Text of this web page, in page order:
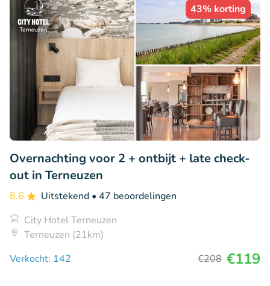
43% korting
Overnachting voor 2 + ontbijt + late check-
out in Terneuzen
8.6 Uitstekend • 47 beoordelingen
City Hotel Terneuzen
Terneuzen (21km)
Verkocht: 142
€208 €119